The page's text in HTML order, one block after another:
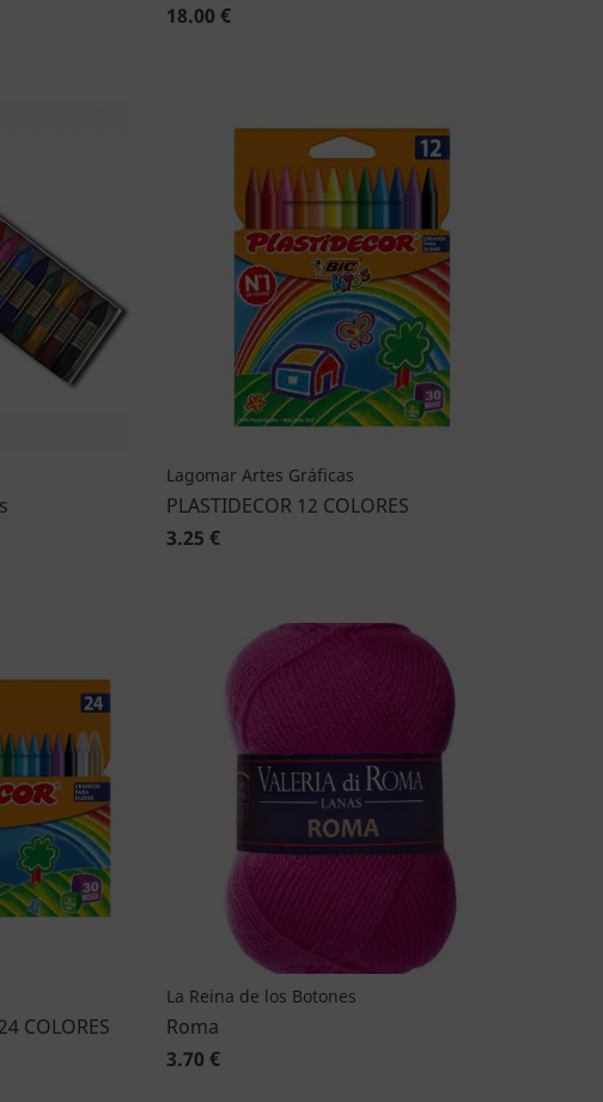
18.00 €
Lagomar Artes Gráficas
PLASTIDECOR 12 COLORES
3.25 €
COLORES
La Reina de los Botones
Roma
3.70 €